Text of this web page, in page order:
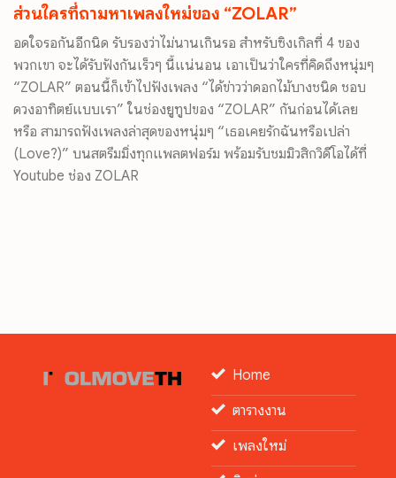
ส่วนใครที่ถามหาเพลงใหม่ของ “ZOLAR”
อดใจรอกันอีกนิด รับรองว่าไม่นานเกินรอ สำหรับซิงเกิลที่ 4 ของ
พวกเขา จะได้รับฟังกันเร็วๆ นี้แน่นอน เอาเป็นว่าใครที่คิดถึงหนุ่มๆ
“ZOLAR” ตอนนี้ก็เข้าไปฟังเพลง “ได้ข่าวว่าดอกไม้บางชนิด ชอบ
ดวงอาทิตย์แบบเรา” ในช่องยูทูปของ “ZOLAR” กันก่อนได้เลย
หรือ สามารถฟังเพลงล่าสุดของหนุ่มๆ “เธอเคยรักฉันหรือเปล่า
(Love?)” บนสตรีมมิ่งทุกแพลตฟอร์ม พร้อมรับชมมิวสิกวิดีโอได้ที่
Youtube ช่อง ZOLAR
Home
ตารางงาน
เพลงใหม่